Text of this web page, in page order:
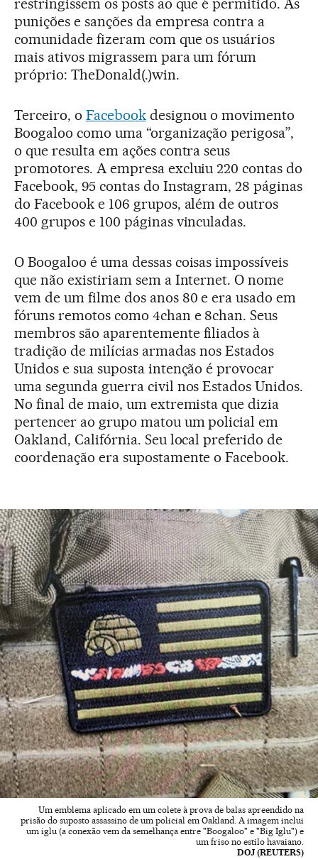
restringissem os posts ao que é permitido. As
punições e sanções da empresa contra a
comunidade fizeram com que os usuários
mais ativos migrassem para um fórum
próprio: TheDonald(.)win.
Terceiro, o Facebookdesignou o movimento
Boogaloo como uma “organização perigosa”,
o que resulta em ações contra seus
promotores. A empresa excluiu 220 contas do
Facebook, 95 contas do Instagram, 28 páginas
do Facebook e 106 grupos, além de outros
400 grupos e 100 páginas vinculadas.
O Boogaloo é uma dessas coisas impossíveis
que não existiriam sem a Internet. O nome
vem de um filme dos anos 80 e era usado em
fóruns remotos como 4chan e 8chan. Seus
membros são aparentemente filiados à
tradição de milícias armadas nos Estados
Unidos e sua suposta intenção é provocar
uma segunda guerra civil nos Estados Unidos.
No final de maio, um extremista que dizia
pertencer ao grupo matou um policial em
Oakland, Califórnia. Seu local preferido de
coordenação era supostamente o Facebook.
Um emblema aplicado em um colete à prova de balas apreendido na
prisão do suposto assassino de um policial em Oakland. A imagem inclui
um iglu (a conexão vem da semelhança entre "Boogaloo" e "Big Iglu") e
um friso no estilo havaiano.
DOJ (REUTERS)